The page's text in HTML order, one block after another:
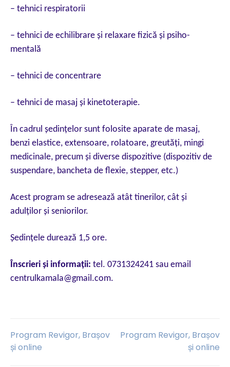
– tehnici respiratorii
– tehnici de echilibrare şi relaxare fizică şi psiho-
mentală
– tehnici de concentrare
– tehnici de masaj şi kinetoterapie.
În cadrul şedinţelor sunt folosite aparate de masaj,
benzi elastice, extensoare, rolatoare, greutăţi, mingi
medicinale, precum şi diverse dispozitive (dispozitiv de
suspendare, bancheta de flexie, stepper, etc.)
Acest program se adresează atât tinerilor, cât şi
adulţilor şi seniorilor.
Şedinţele durează 1,5 ore.
Înscrieri şi informaţii: tel. 0731324241 sau email
centrulkamala@gmail.com.
Navigare
Program Revigor, Brașov
și online
Program Revigor, Brașov
și online